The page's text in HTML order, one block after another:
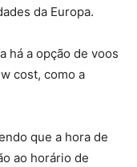
da Europa.
há a opção de voos
cost, como a
que a hora de
ao horário de